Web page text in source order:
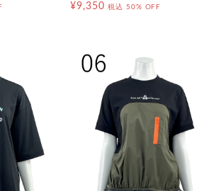
¥9,350 税込 50% OFF